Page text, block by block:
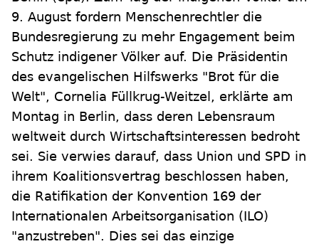
9. August fordern Menschenrechtler die
Bundesregierung zu mehr Engagement beim
Schutz indigener Völker auf. Die Präsidentin
des evangelischen Hilfswerks "Brot für die
Welt", Cornelia Füllkrug-Weitzel, erklärte am
Montag in Berlin, dass deren Lebensraum
weltweit durch Wirtschaftsinteressen bedroht
sei. Sie verwies darauf, dass Union und SPD in
ihrem Koalitionsvertrag beschlossen haben,
die Ratifikation der Konvention 169 der
Internationalen Arbeitsorganisation (ILO)
"anzustreben". Dies sei das einzige